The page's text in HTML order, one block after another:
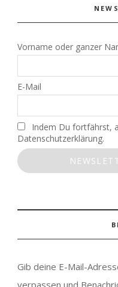
Vorname oder ganzer
E-Mail
Indem Du fortfährst,
Datenschutzerklärung.
Gib deine E-Mail-